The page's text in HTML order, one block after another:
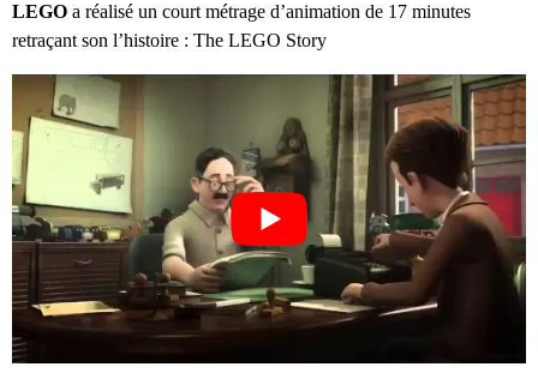
LEGO a réalisé un court métrage d’animation de 17 minutes
retraçant son l’histoire : The LEGO Story